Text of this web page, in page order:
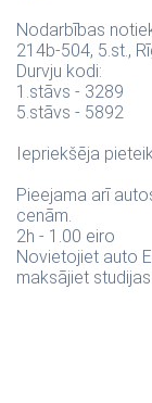
Nodarbības
214b-504, 5.st.,
Durvju kodi:
1.stāvs - 3289
5.stāvs - 5892
Iepriekšēja
Pieejama arī
cenām.
2h - 1.00 eiro
Novietojiet auto
maksājiet